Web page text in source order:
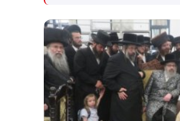
כמובן ועומס החום בינוני-כבד.
בחוף לח, אך בשעות הערב
והלילה יהיה נוח במרבית
האזורים. את השבוע הבא נפתח
עם עלייה בטמפרטורה לקראת
גל חום שצפוי לחוות אותנו בין
יום שלישי לחמישי. הפעם האזור
החם יותר צפוי להיות בשפלה